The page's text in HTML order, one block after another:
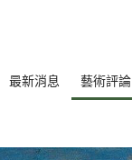
最新消息 藝術評論